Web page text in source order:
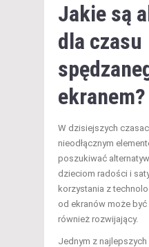
Jakie są
dla czasu
ekranem?
W dzisiejszych
nieodłącznym
poszukiwać
dzieciom radości i
korzystania z
od ekranów może być
również rozwijający.
Jednym z